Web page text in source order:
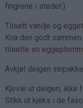
fingrene i stedet.)
Tilsett vanilje og
Kna den godt
tilsette en
Avkjøl deigen
Kjevle ut deigen, ikke
Stikk ut kjeks i de